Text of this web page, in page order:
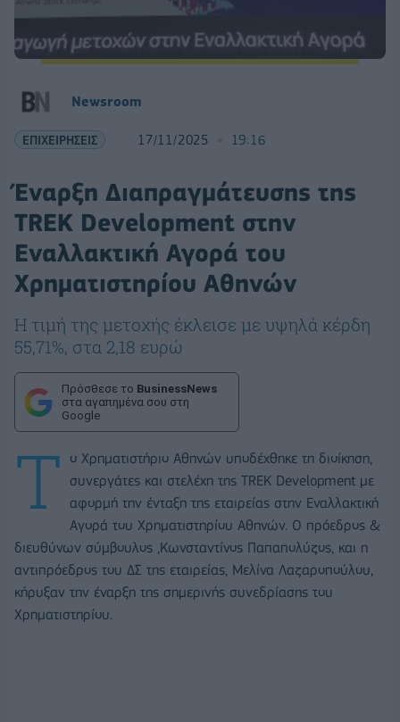
Newsroom
ΕΠΙΧΕΙΡΗΣΕΙΣ 17/11/2025 19:16
Έναρξη Διαπραγμάτευσης της
ΤREK Development στην
Εναλλακτική Αγορά του
Χρηματιστηρίου Αθηνών
Η τιμή της μετοχής έκλεισε με υψηλά κέρδη
55,71%, στα 2,18 ευρώ
Πρόσθεσε το BusinessNews
στα αγαπημένα σου στη
Google
Τ
ο Χρηματιστήριο Αθηνών υποδέχθηκε τη διοίκηση,
συνεργάτες και στελέχη της TREK Development με
αφορμή την ένταξη της εταιρείας στην Εναλλακτική
Αγορά του Χρηματιστηρίου Αθηνών. Ο πρόεδρος &
διευθύνων σύμβουλος ,Κωνσταντίνος Παπαπολύζος, και η
αντιπρόεδρος του ΔΣ της εταιρείας, Μελίνα Λαζαροπούλου,
κήρυξαν την έναρξη της σημερινής συνεδρίασης του
Χρηματιστηρίου.